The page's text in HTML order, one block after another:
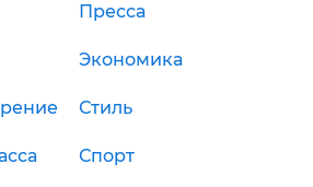
Пресса
Экономика
Стиль
Спорт